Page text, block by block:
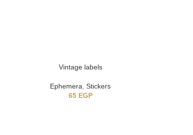
Vintage labels
Ephemera, Stickers
65 EGP